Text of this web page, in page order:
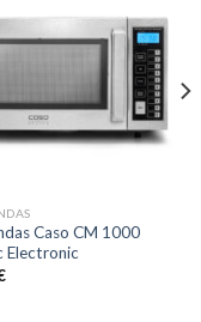
Caso CM 1000
Electronic